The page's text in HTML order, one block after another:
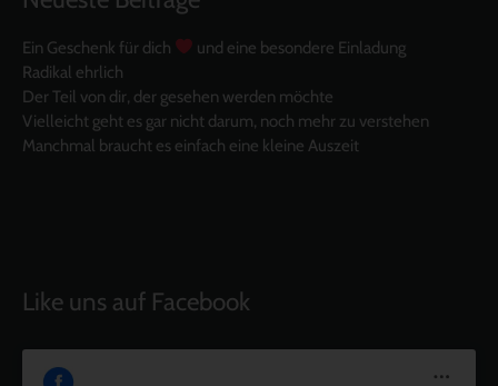
Ein Geschenk für dich
und eine besondere Einladung
Radikal ehrlich
Der Teil von dir, der gesehen werden möchte
Vielleicht geht es gar nicht darum, noch mehr zu verstehen
Manchmal braucht es einfach eine kleine Auszeit
Like uns auf Facebook